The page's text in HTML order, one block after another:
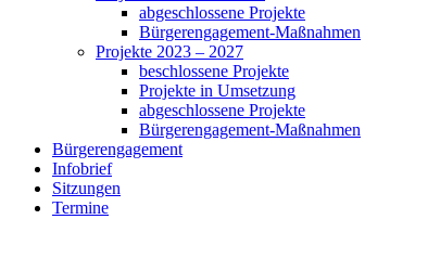
abgeschlossene Projekte
Bürgerengagement-Maßnahmen
Projekte 2023 – 2027
beschlossene Projekte
Projekte in Umsetzung
abgeschlossene Projekte
Bürgerengagement-Maßnahmen
Bürgerengagement
Infobrief
Sitzungen
Termine